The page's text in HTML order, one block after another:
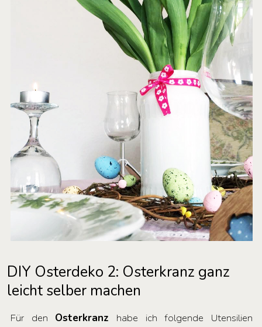
DIY Osterdeko 2: Osterkranz ganz
leicht selber machen
Für den Osterkranz habe ich folgende Utensilien